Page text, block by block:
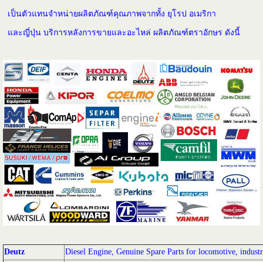
เป็นตัวแทนจำหน่ายผลิตภัณฑ์คุณภาพจากทั้ง ยุโรป อเมริกา
และญี่ปุ่น บริการหลังการขายและอะไหล่ ผลิตภัณฑ์ตราอักษร ดังนี้
Deutz
Diesel Engine, Genuine Spare Parts for locomotive,